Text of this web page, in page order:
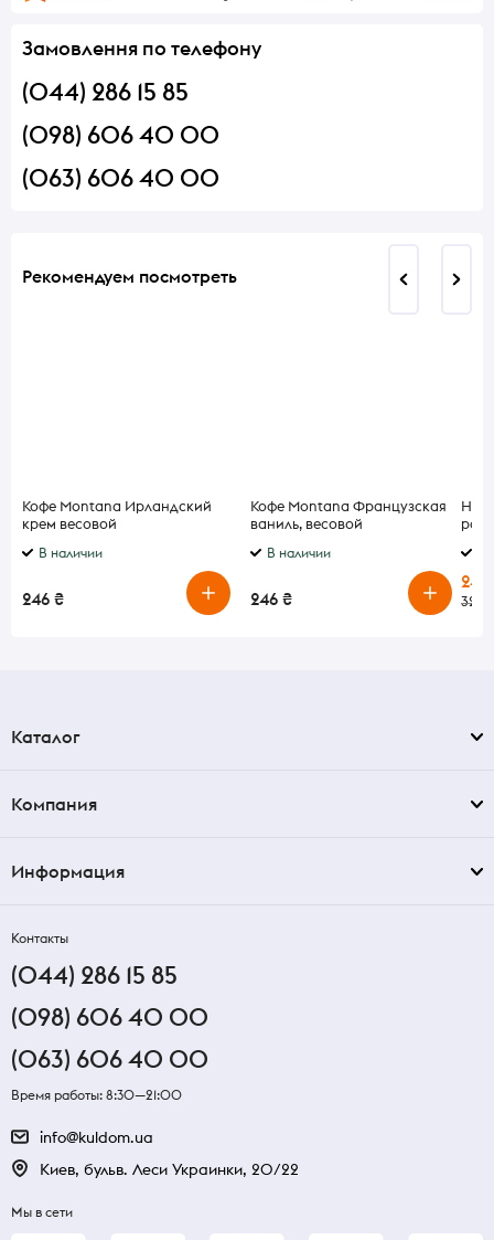
Замовлення по телефону
(044) 286 15 85
(098) 606 40 00
(063) 606 40 00
Рекомендуем посмотреть
Кофе Montana Ирландский
крем весовой
В наличии
246 ₴
Кофе Montana Французская
ваниль, весовой
В наличии
246 ₴
245
325
Каталог
Компания
Информация
Контакты
(044) 286 15 85
(098) 606 40 00
(063) 606 40 00
Время работы: 8:30—21:00
info@kuldom.ua
Киев, бульв. Леси Украинки, 20/22
Мы в сети